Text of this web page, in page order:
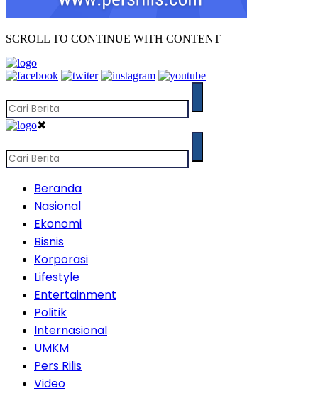
SCROLL TO CONTINUE WITH CONTENT
✖
Beranda
Nasional
Ekonomi
Bisnis
Korporasi
Lifestyle
Entertainment
Politik
Internasional
UMKM
Pers Rilis
Video